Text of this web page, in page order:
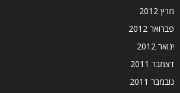
מרץ 2012
פברואר 2012
ינואר 2012
דצמבר 2011
נובמבר 2011